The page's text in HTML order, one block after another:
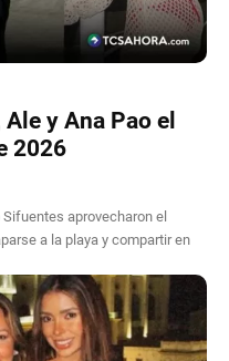
y Ana Pao el
2026
aprovecharon el
a la playa y compartir en